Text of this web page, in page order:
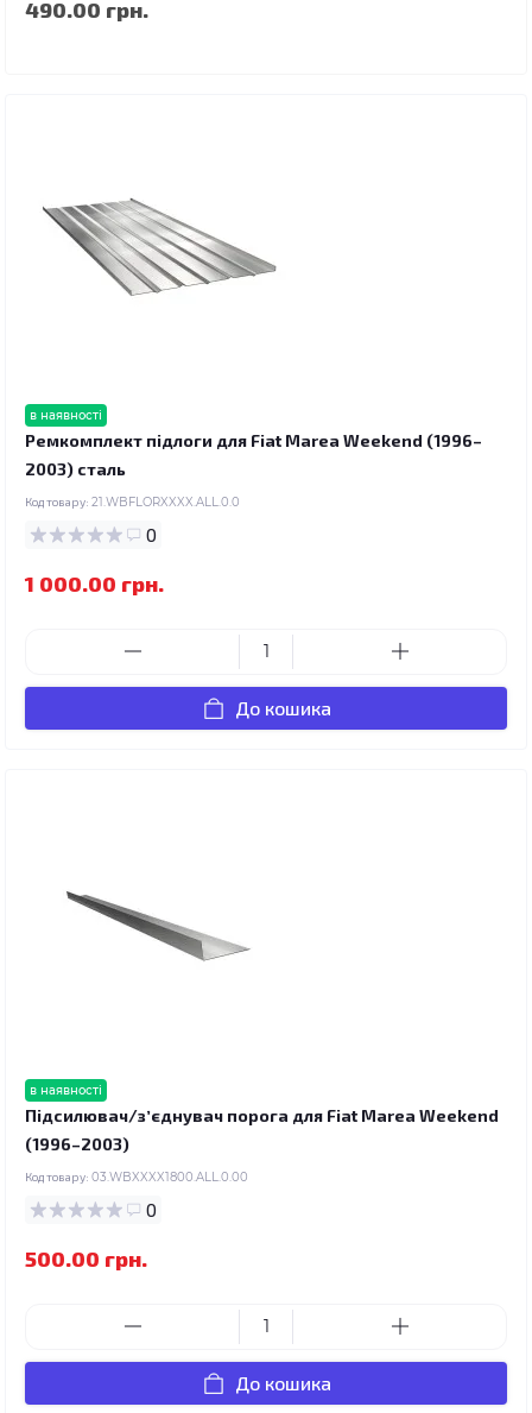
490.00 грн.
в наявності
Ремкомплект підлоги для Fiat Marea Weekend (1996–
2003) сталь
Код товару: 21.WBFLORXXXX.ALL.0.0
0
1 000.00 грн.
До кошика
в наявності
Підсилювач/зʼєднувач порога для Fiat Marea Weekend
(1996–2003)
Код товару: 03.WBXXXX1800.ALL.0.00
0
500.00 грн.
До кошика